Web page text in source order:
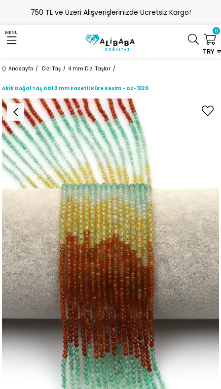
750 TL ve Üzeri Alışverişlerinizde Ücretsiz Kargo!
MENU
TRY
0
Anasayfa Dizi Taş 4 mm Dizi Taşlar
Akik Doğal Taş Dizi 2 mm Fasetli Küre Kesim - DZ-1320